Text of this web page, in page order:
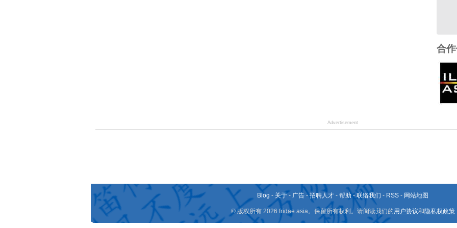
合
Advertisement
Blog - 关于 - 广告 -招聘人才 - 帮助- 联络我们 - RSS - 网站地图
© 版权所有 2026 fridae.asia。保留所有权利。请阅读我们的用户协议和隐私权政策